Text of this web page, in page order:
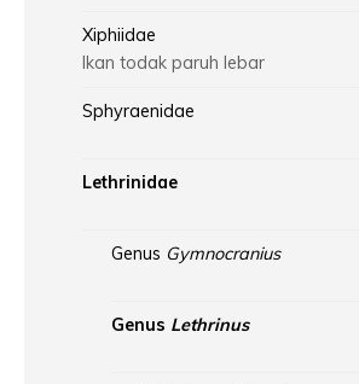
Xiphiidae
Ikan todak paruh lebar
Sphyraenidae
Lethrinidae
Genus Gymnocranius
Genus Lethrinus